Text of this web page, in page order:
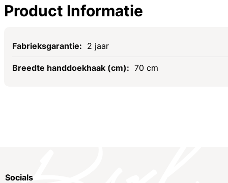
Product Informatie
Specificaties
2 jaar
70 cm
Socials